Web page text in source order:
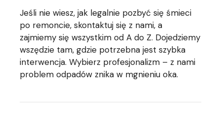
Jeśli nie wiesz, jak legalnie pozbyć się śmieci
po remoncie, skontaktuj się z nami, a
zajmiemy się wszystkim od A do Z. Dojedziemy
wszędzie tam, gdzie potrzebna jest szybka
interwencja. Wybierz profesjonalizm – z nami
problem odpadów znika w mgnieniu oka.